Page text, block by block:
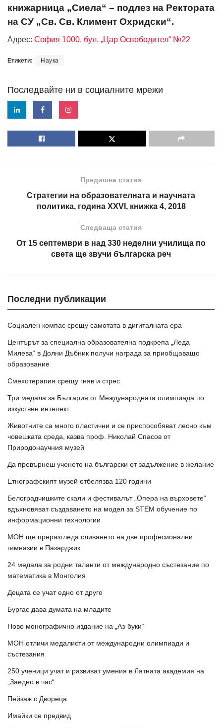
книжарница „Сиела“ – подлез на Ректората
на СУ „Св. Св. Климент Охридски“.
Адрес: София 1000, бул. „Цар Освободител“ №22
Етикети: Наука
Последвайте ни в социалните мрежи
Предишна статия
Стратегии на образователната и научната
политика, година XXVI, книжка 4, 2018
Следваща статия
От 15 септември в над 330 неделни училища по
света ще звучи българска реч
Последни публикации
Социален компас срещу самотата в дигиталната ера
Центърът за специална образователна подкрепа „Леда
Милева“ в Долни Дъбник получи награда за приобщаващо
образование
Смехотерапия срещу гняв и стрес
Три медала за България от Международната олимпиада по
изкуствен интелект
Животните са много пластични и се приспособяват лесно към
човешката среда, казва проф. Николай Спасов от
Природонаучния музей
Да превърнеш ученето на български от задължение в желание
Етнографският музей отбелязва 120 години
Белоградчишките скали и фестивалът „Опера на върховете“
вдъхновяват създаването на модел за STEM обучение по
информационни технологии
МОН ще преразгледа сливането на две професионални
гимназии в Пазарджик
24 медала за родни таланти от международно състезание по
математика в Монголия
Децата се учат едно от друго
Бургас дава думата на младите
Ново монографично издание на „Аз-буки“
МОН отличи медалисти от международни олимпиади и
състезания
250 ученици учат и развиват умения в Лятната академия на
„Заедно в час“
Пейзаж с Двореца
Имайки се предвид